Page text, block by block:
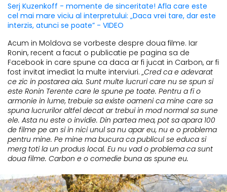
Serj Kuzenkoff - momente de sinceritate! Afla care este
cel mai mare viciu al interpretului: „Daca vrei tare, dar este
interzis, atunci se poate” - VIDEO
Acum in Moldova se vorbeste despre doua filme. Iar
Ronin, recent a facut o publicatie pe pagina sa de
Facebook in care spune ca daca ar fi jucat in Carbon, ar fi
fost invitat imediat la multe interviuri. „Cred ca e adevarat
ce zic in postarea aia. Sunt multe lucruri care nu se spun si
este Ronin Terente care le spune pe toate. Pentru a fi o
armonie in lume, trebuie sa existe oameni ca mine care sa
spuna lucrurilor altfel decat ar trebui in mod normal sa sune
ele. Asta nu este o invidie. Din partea mea, pot sa apara 100
de filme pe an si in nici unul sa nu apar eu, nu e o problema
pentru mine. Pe mine ma bucura ca publicul se educa si
merg toti la un produs local. Eu nu vad o problema ca sunt
doua filme. Carbon e o comedie buna as spune eu.